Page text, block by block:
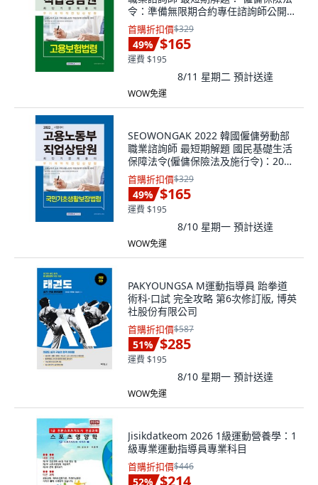
令：準備無限期合約專任諮詢師公開招
募
首購折扣價$329
49% $165
運費 $195
8/11 星期二 預計送達
WOW免運
SEOWONGAK 2022 韓國僱傭勞動部
職業諮詢師 最短期解題 國民基礎生活
保障法令(僱傭保險法及施行令)：2022
年無限期合約專任諮詢師公開招募準備
首購折扣價$329
49% $165
運費 $195
8/10 星期一 預計送達
WOW免運
PAKYOUNGSA M運動指導員 跆拳道
術科·口試 完全攻略 第6次修訂版, 博英
社股份有限公司
首購折扣價$587
51% $285
運費 $195
8/10 星期一 預計送達
WOW免運
Jisikdatkeom 2026 1級運動營養學：1
級專業運動指導員專業科目
首購折扣價$446
52% $214